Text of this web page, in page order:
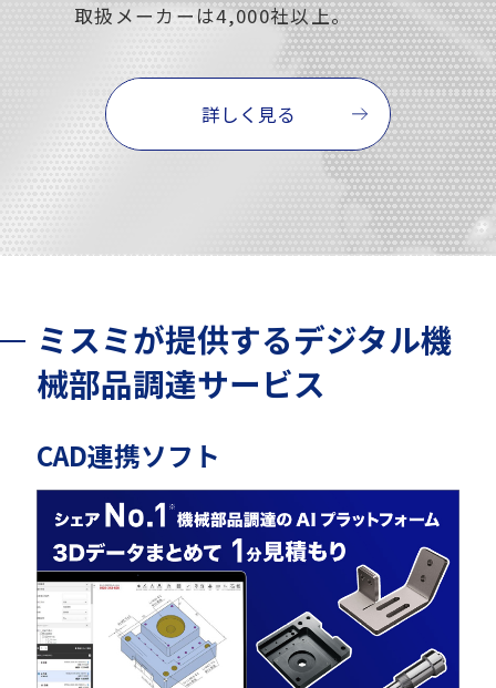
取扱メーカーは4,000社以上。
詳しく見る
ミスミが提供するデジタル機
械部品調達サービス
CAD連携ソフト